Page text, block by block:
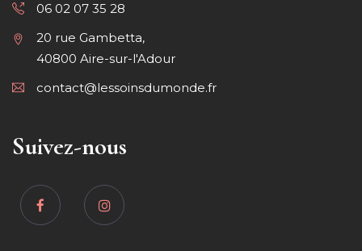
06 02 07 35 28
20 rue Gambetta,
40800 Aire-sur-l'Adour
contact@lessoinsdumonde.fr
Suivez-nous